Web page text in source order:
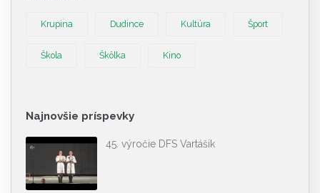
Krupina Dudince Kultúra Šport
Škola Škôlka Kino
Najnovšie príspevky
45. výročie DFS Vartášik